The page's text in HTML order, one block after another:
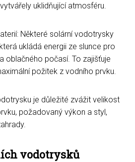
uklidňující atmosféru.
Některé solární vodotrysky
ukládá energii ze slunce pro
oblačného počasí. To zajišťuje
požitek z vodního prvku.
je důležité zvážit velikost
požadovaný výkon a styl,
vodotrysků